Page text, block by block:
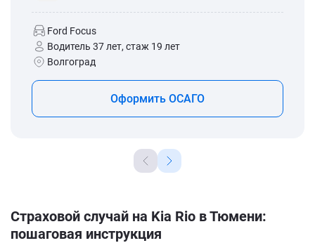
Ford Focus
Водитель 37 лет, стаж 19 лет
Волгоград
Оформить ОСАГО
Страховой случай на Kia Rio в Тюмени:
пошаговая инструкция